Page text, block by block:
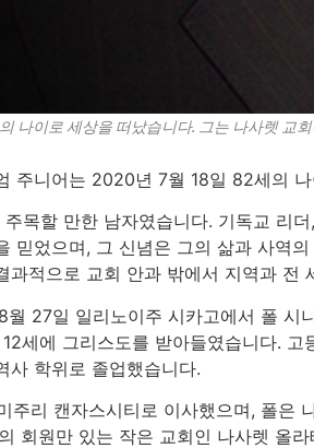
나이로 세상을 떠났습니다. 그는 나사렛 교
주니어는 2020년 7월 18일 82세의
목할 만한 남자였습니다. 기독교 리
믿었으며, 그 신념은 그의 삶과 사역
과적으로 교회 안과 밖에서 지역과 전
월 27일 일리노이주 시카고에서 폴 시
세에 그리스도를 받아들였습니다.
사 학위로 졸업했습니다.
주리 캔자스시티로 이사했으며, 폴은
회원만 있는 작은 교회인 나사렛 올